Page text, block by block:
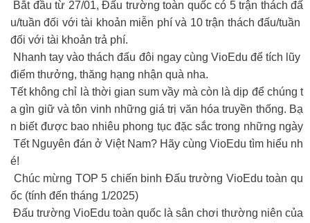
️ Bắt đầu từ 27/01, Đấu trường toàn quốc có 5 trận thách đấ
u/tuần đối với tài khoản miễn phí và 10 trận thách đấu/tuần
đối với tài khoản trả phí.
Nhanh tay vào thách đấu đôi ngay cùng VioEdu để tích lũy
điểm thưởng, thăng hạng nhận quà nha.
Tết không chỉ là thời gian sum vầy mà còn là dịp để chúng t
a gìn giữ và tôn vinh những giá trị văn hóa truyền thống. Bạ
n biết được bao nhiêu phong tục đặc sắc trong những ngày
Tết Nguyên đán ở Việt Nam? Hãy cùng VioEdu tìm hiểu nh
é!
️ Chúc mừng TOP 5 chiến binh Đấu trường VioEdu toàn qu
ốc (tính đến tháng 1/2025)
Đấu trường VioEdu toàn quốc là sân chơi thường niên của